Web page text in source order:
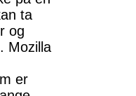
ta
og
Mozilla
er